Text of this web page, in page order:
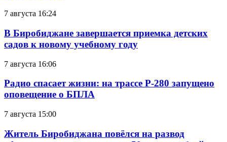
7 августа 16:24
В Биробиджане завершается приемка детских
садов к новому учебному году
7 августа 16:06
Радио спасает жизни: на трассе Р-280 запущено
оповещение о БПЛА
7 августа 15:00
Житель Биробиджана повёлся на развод